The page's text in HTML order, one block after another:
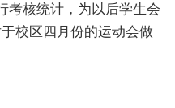
核统计，为以后学生会
校区四月份的运动会做